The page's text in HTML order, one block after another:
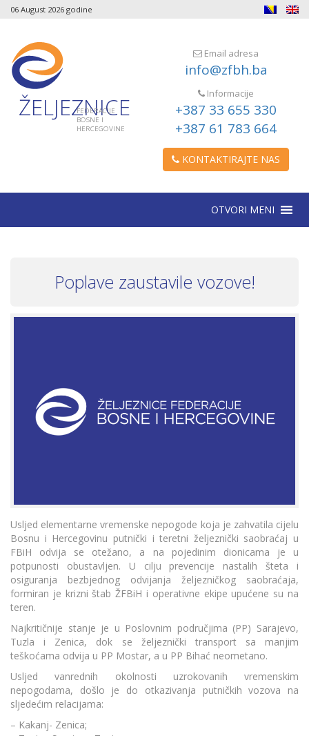
06 August 2026 godine
ŽELJEZNICE
FEDERACIJE
BOSNE I
HERCEGOVINE
Email adresa
info@zfbh.ba
Informacije
+387 33 655 330
+387 61 783 664
KONTAKTIRAJTE NAS
OTVORI MENI
Poplave zaustavile vozove!
Usljed elementarne vremenske nepogode koja je zahvatila cijelu
Bosnu i Hercegovinu putnički i teretni željeznički saobraćaj u
FBiH odvija se otežano, a na pojedinim dionicama je u
potpunosti obustavljen. U cilju prevencije nastalih šteta i
osiguranja bezbjednog odvijanja željezničkog saobraćaja,
formiran je krizni štab ŽFBiH i operativne ekipe upućene su na
teren.
Najkritičnije stanje je u Poslovnim područjima (PP) Sarajevo,
Tuzla i Zenica, dok se željeznički transport sa manjim
teškoćama odvija u PP Mostar, a u PP Bihać neometano.
Usljed vanrednih okolnosti uzrokovanih vremenskim
nepogodama, došlo je do otkazivanja putničkih vozova na
sljedećim relacijama:
– Kakanj- Zenica;